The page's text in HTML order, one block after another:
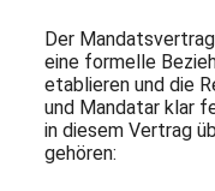
Der
eine formelle
etablieren und die
und Mandatar klar
in diesem Vertrag
gehören: